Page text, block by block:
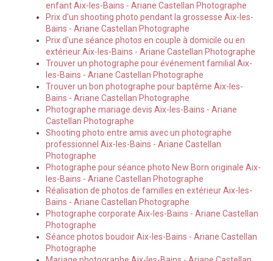
enfant Aix-les-Bains - Ariane Castellan Photographe
Prix d'un shooting photo pendant la grossesse Aix-les-
Bains - Ariane Castellan Photographe
Prix d'une séance photos en couple à domicile ou en
extérieur Aix-les-Bains - Ariane Castellan Photographe
Trouver un photographe pour événement familial Aix-
les-Bains - Ariane Castellan Photographe
Trouver un bon photographe pour baptême Aix-les-
Bains - Ariane Castellan Photographe
Photographe mariage devis Aix-les-Bains - Ariane
Castellan Photographe
Shooting photo entre amis avec un photographe
professionnel Aix-les-Bains - Ariane Castellan
Photographe
Photographe pour séance photo New Born originale Aix-
les-Bains - Ariane Castellan Photographe
Réalisation de photos de familles en extérieur Aix-les-
Bains - Ariane Castellan Photographe
Photographe corporate Aix-les-Bains - Ariane Castellan
Photographe
Séance photos boudoir Aix-les-Bains - Ariane Castellan
Photographe